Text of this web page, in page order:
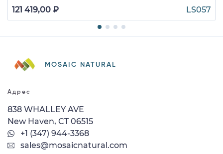
121 419,00 ₽
LS057
MOSAIC NATURAL
Адрес
838 WHALLEY AVE
New Haven, CT 06515
+1 (347) 944-3368
sales@mosaicnatural.com